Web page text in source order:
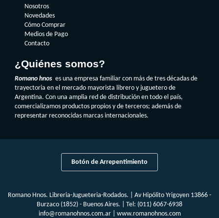
Nosotros
Novedades
Cómo Comprar
Medios de Pago
Contacto
¿Quiénes somos?
Romano hnos es una empresa familiar con más de tres décadas de
trayectoria en el mercado mayorista librero y juguetero de
Argentina. Con una amplia red de distribución en todo el país,
comercializamos productos propios y de terceros; además de
representar reconocidas marcas internacionales.
Botón de Arrepentimiento
Romano Hnos. Libreria-Jugueteria-Rodados. | Av Hipólito Yrigoyen 13866 -
Burzaco (1852) - Buenos Aires. | Tel: (011) 6067-6938
info@romanohnos.com.ar| www.romanohnos.com